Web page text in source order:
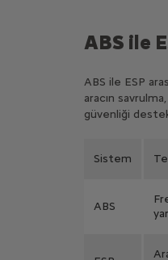
ABS ile
ABS ile ESP
aracın
güvenliği
Sistem
ABS